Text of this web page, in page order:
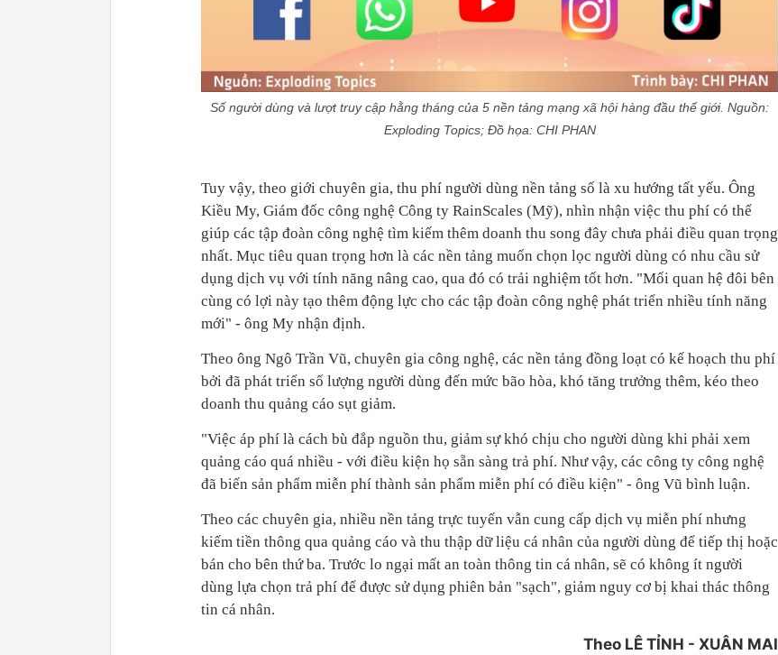
Số người dùng và lượt truy cập hằng tháng của 5 nền tảng mạng xã hội hàng đầu thế giới. Nguồn:
Exploding Topics; Đồ họa: CHI PHAN
Tuy vậy, theo giới chuyên gia, thu phí người dùng nền tảng số là xu hướng tất yếu. Ông
Kiều My, Giám đốc công nghệ Công ty RainScales (Mỹ), nhìn nhận việc thu phí có thể
giúp các tập đoàn công nghệ tìm kiếm thêm doanh thu song đây chưa phải điều quan trọng
nhất. Mục tiêu quan trọng hơn là các nền tảng muốn chọn lọc người dùng có nhu cầu sử
dụng dịch vụ với tính năng nâng cao, qua đó có trải nghiệm tốt hơn. "Mối quan hệ đôi bên
cùng có lợi này tạo thêm động lực cho các tập đoàn công nghệ phát triển nhiều tính năng
mới" - ông My nhận định.
Theo ông Ngô Trần Vũ, chuyên gia công nghệ, các nền tảng đồng loạt có kế hoạch thu phí
bởi đã phát triển số lượng người dùng đến mức bão hòa, khó tăng trưởng thêm, kéo theo
doanh thu quảng cáo sụt giảm.
"Việc áp phí là cách bù đắp nguồn thu, giảm sự khó chịu cho người dùng khi phải xem
quảng cáo quá nhiều - với điều kiện họ sẵn sàng trả phí. Như vậy, các công ty công nghệ
đã biến sản phẩm miễn phí thành sản phẩm miễn phí có điều kiện" - ông Vũ bình luận.
Theo các chuyên gia, nhiều nền tảng trực tuyến vẫn cung cấp dịch vụ miễn phí nhưng
kiếm tiền thông qua quảng cáo và thu thập dữ liệu cá nhân của người dùng để tiếp thị hoặc
bán cho bên thứ ba. Trước lo ngại mất an toàn thông tin cá nhân, sẽ có không ít người
dùng lựa chọn trả phí để được sử dụng phiên bản "sạch", giảm nguy cơ bị khai thác thông
tin cá nhân.
Theo LÊ TỈNH - XUÂN MAI